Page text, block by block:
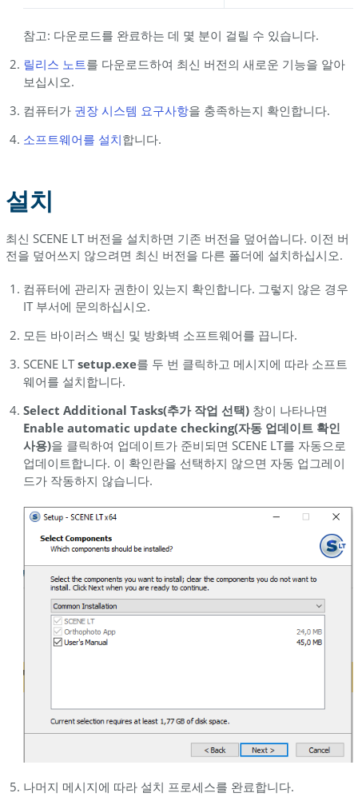
참고: 다운로드를 완료하는 데 몇 분이 걸릴 수 있습니다.
릴리스 노트를 다운로드하여 최신 버전의 새로운 기능을 알아
보십시오.
컴퓨터가 권장 시스템 요구사항을 충족하는지 확인합니다.
소프트웨어를 설치합니다.
설치
최신 SCENE LT 버전을 설치하면 기존 버전을 덮어씁니다. 이전 버
전을 덮어쓰지 않으려면 최신 버전을 다른 폴더에 설치하십시오.
컴퓨터에 관리자 권한이 있는지 확인합니다. 그렇지 않은 경우
IT 부서에 문의하십시오.
모든 바이러스 백신 및 방화벽 소프트웨어를 끕니다.
SCENE LTsetup.exe를 두 번 클릭하고 메시지에 따라 소프트
웨어를 설치합니다.
Select Additional Tasks(추가 작업 선택)창이 나타나면
Enable automatic update checking(자동 업데이트 확인
사용)을 클릭하여 업데이트가 준비되면 SCENE LT를 자동으로
업데이트합니다. 이 확인란을 선택하지 않으면 자동 업그레이
드가 작동하지 않습니다.
나머지 메시지에 따라 설치 프로세스를 완료합니다.